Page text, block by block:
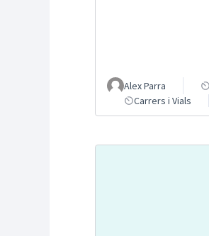
Alex Parra
Carrers i Vials